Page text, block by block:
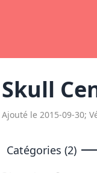
Skull
Ajouté le 2015-09-30;
Catégories (2)